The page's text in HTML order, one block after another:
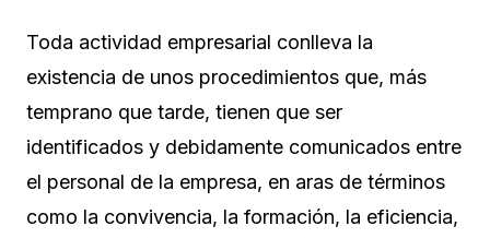
Toda actividad empresarial conlleva la
existencia de unos procedimientos que, más
temprano que tarde, tienen que ser
identificados y debidamente comunicados entre
el personal de la empresa, en aras de términos
como la convivencia, la formación, la eficiencia,